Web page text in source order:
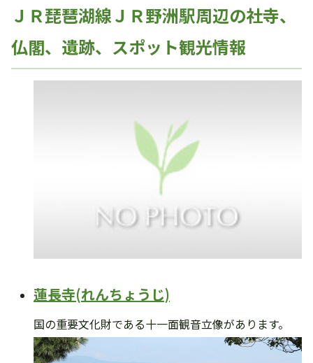
ＪＲ琵琶湖線ＪＲ野洲駅周辺の社寺、
仏閣、遺跡、スポット観光情報
蓮長寺(れんちょうじ)
国の重要文化財である十一面観音立像があります。